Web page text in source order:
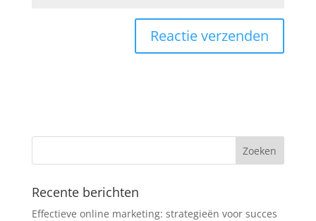
Recente berichten
Effectieve online marketing: strategieën voor succes